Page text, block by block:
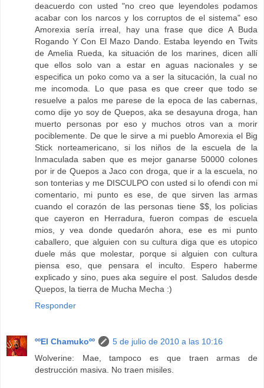
deacuerdo con usted "no creo que leyendoles podamos
acabar con los narcos y los corruptos de el sistema" eso
Amorexia sería irreal, hay una frase que dice A Buda
Rogando Y Con El Mazo Dando. Estaba leyendo en Twits
de Amelia Rueda, ka situación de los marines, dicen allí
que ellos solo van a estar en aguas nacionales y se
especifica un poko como va a ser la situcación, la cual no
me incomoda. Lo que pasa es que creer que todo se
resuelve a palos me parese de la epoca de las cabernas,
como dije yo soy de Quepos, aka se desayuna droga, han
muerto personas por eso y muchos otros van a morir
pociblemente. De que le sirve a mi pueblo Amorexia el Big
Stick norteamericano, si los niños de la escuela de la
Inmaculada saben que es mejor ganarse 50000 colones
por ir de Quepos a Jaco con droga, que ir a la escuela, no
son tonterias y me DISCULPO con usted si lo ofendi con mi
comentario, mi punto es ese, de que sirven las armas
cuando el corazón de las personas tiene $$, los policias
que cayeron en Herradura, fueron compas de escuela
mios, y vea donde quedarón ahora, ese es mi punto
caballero, que alguien con su cultura diga que es utopico
duele más que molestar, porque si alguien con cultura
piensa eso, que pensara el inculto. Espero haberme
explicado y sino, pues aka seguire el post. Saludos desde
Quepos, la tierra de Mucha Mecha :)
Responder
ººEl Chamukoºº
5 de julio de 2010 a las 10:16
Wolverine: Mae, tampoco es que traen armas de
destrucción masiva. No traen misiles.